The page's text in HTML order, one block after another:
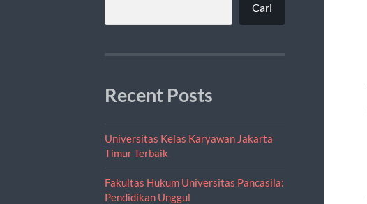
Cari
Recent Posts
Universitas Kelas Karyawan Jakarta
Timur Terbaik
Fakultas Hukum Universitas Pancasila:
Pendidikan Unggul